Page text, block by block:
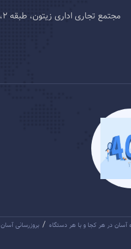
مجتمع تجاری اداری زیتون، طبقه 2، واحد 13
آسان در هر کجا و با هر دستگاه / بروزرسانی آسان